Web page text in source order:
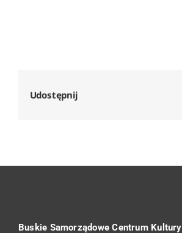
Udostępnij
Buskie Samorządowe Centrum Kultury